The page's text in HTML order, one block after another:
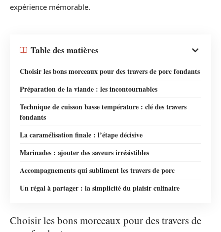
expérience mémorable.
Table des matières
Choisir les bons morceaux pour des travers de porc fondants
Préparation de la viande : les incontournables
Technique de cuisson basse température : clé des travers
fondants
La caramélisation finale : l’étape décisive
Marinades : ajouter des saveurs irrésistibles
Accompagnements qui subliment les travers de porc
Un régal à partager : la simplicité du plaisir culinaire
Choisir les bons morceaux pour des travers de